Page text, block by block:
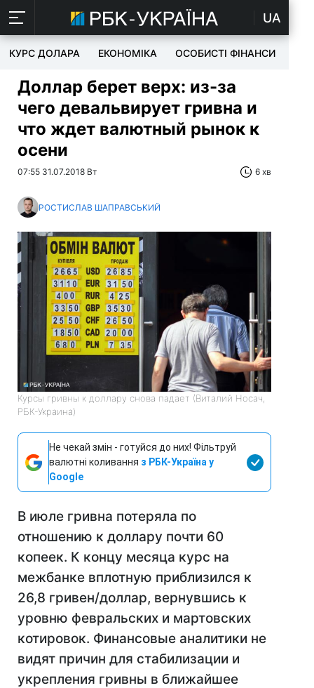
UA
КУРС ДОЛАРА ЕКОНОМІКА ОСОБИСТІ ФІНАНСИ
Доллар берет верх: из-за
чего девальвирует гривна и
что ждет валютный рынок к
осени
07:55 31.07.2018 Вт 6 хв
РОСТИСЛАВ ШАПРАВСЬКИЙ
Курсы гривны к доллару снова падает (Виталий Носач,
РБК-Украина)
Не чекай змін - готуйся до них! Фільтруй
валютні коливання з РБК-Україна у
Google
В июле гривна потеряла по
отношению к доллару почти 60
копеек. К концу месяца курс на
межбанке вплотную приблизился к
26,8 гривен/доллар, вернувшись к
уровню февральских и мартовских
котировок. Финансовые аналитики не
видят причин для стабилизации и
укрепления гривны в ближайшее